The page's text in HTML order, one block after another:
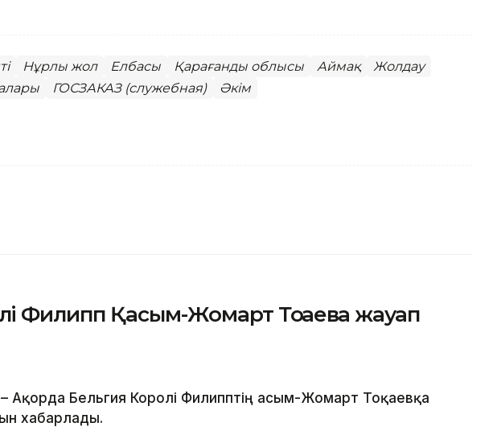
Нұрлы жол Елбасы Қарағанды облысы Аймақ
Жолдау
ГОСЗАКАЗ (служебная) Әкім
Филипп Қасым-Жомарт Тоқаевқа жауап
Ақорда Бельгия Королі Филипптің Қасым-Жомарт Тоқаевқа
хабарлады.